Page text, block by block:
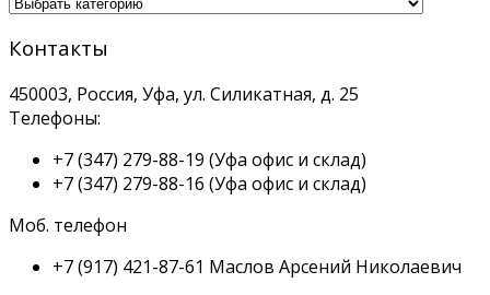
Контакты
450003, Россия, Уфа, ул. Силикатная, д. 25
Телефоны:
+7 (347) 279-88-19 (Уфа офис и склад)
+7 (347) 279-88-16 (Уфа офис и склад)
Моб. телефон
+7 (917) 421-87-61 Маслов Арсений Николаевич